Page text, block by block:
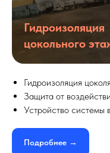
Гидроизоляция
цокольного
Гидроизоляция
Защита от
Устройство системы
Подробнее →